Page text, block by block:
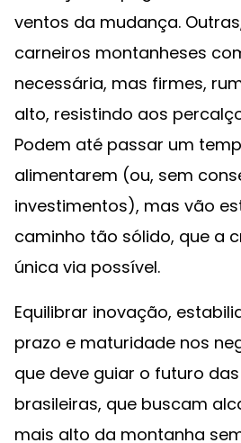
ventos da mudança.
carneiros montanheses
necessária, mas firmes,
alto, resistindo aos
Podem até passar um
alimentarem (ou, sem
investimentos), mas vão
caminho tão sólido, que a
única via possível.
Equilibrar inovação,
prazo e maturidade nos
que deve guiar o futuro
brasileiras, que buscam
mais alto da montanha